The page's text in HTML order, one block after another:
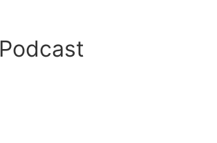
Podcast